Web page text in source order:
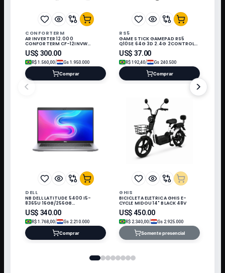
<
CONFORTERM
AR INVERTER 12.000
CONFORTERM CF-12INVW
WIFI/220V/60HZ Q/F/R32/KIT IN*
US$ 300.00
R$ 1.560,00/ Gs 1.950.000
Comprar
RS5
GAME STICK GAMEPAD RS5
Q10SE 64G 3D 2.4G 2CONTROLE
3 JOGO PRETO/BRANCO
US$ 37.00
R$ 192,40/ Gs 240.500
Comprar
DELL
NB DELL LATITUDE 5400 I5-
8365U 16GB/256GB
M.2/14"/W11/REFURB
US$ 340.00
R$ 1.768,00/ Gs 2.210.000
Comprar
GHIS
BICICLETA ELETRICA GHIS E-
CYCLE MIDOU 14" BLACK 48V
US$ 450.00
R$ 2.340,00/ Gs 2.925.000
Somente presencial
>